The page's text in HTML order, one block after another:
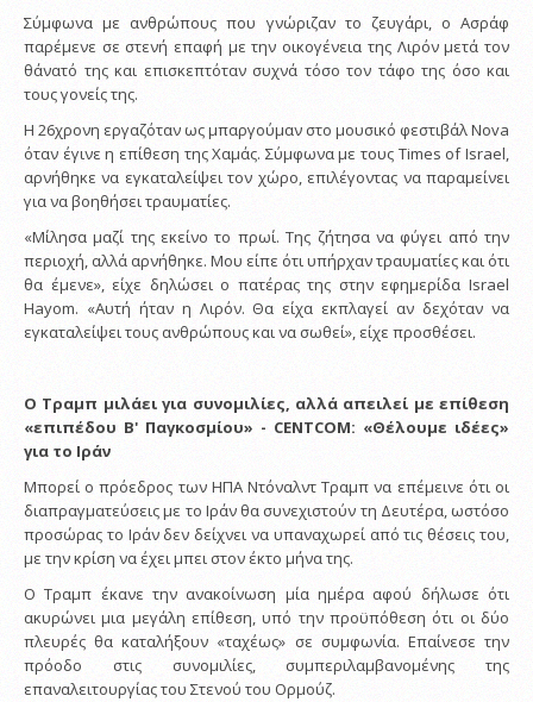
Σύμφωνα με ανθρώπους που γνώριζαν το ζευγάρι, ο Ασράφ
παρέμενε σε στενή επαφή με την οικογένεια της Λιρόν μετά τον
θάνατό της και επισκεπτόταν συχνά τόσο τον τάφο της όσο και
τους γονείς της.
Η 26χρονη εργαζόταν ως μπαργούμαν στο μουσικό φεστιβάλ Nova
όταν έγινε η επίθεση της Χαμάς. Σύμφωνα με τους Times of Israel,
αρνήθηκε να εγκαταλείψει τον χώρο, επιλέγοντας να παραμείνει
για να βοηθήσει τραυματίες.
«Μίλησα μαζί της εκείνο το πρωί. Της ζήτησα να φύγει από την
περιοχή, αλλά αρνήθηκε. Μου είπε ότι υπήρχαν τραυματίες και ότι
θα έμενε», είχε δηλώσει ο πατέρας της στην εφημερίδα Israel
Hayom. «Αυτή ήταν η Λιρόν. Θα είχα εκπλαγεί αν δεχόταν να
εγκαταλείψει τους ανθρώπους και να σωθεί», είχε προσθέσει.
Ο Τραμπ μιλάει για συνομιλίες, αλλά απειλεί με επίθεση
«επιπέδου Β' Παγκοσμίου» - CENTCOM: «Θέλουμε ιδέες»
για το Ιράν
Μπορεί ο πρόεδρος των ΗΠΑ Ντόναλντ Τραμπ να επέμεινε ότι οι
διαπραγματεύσεις με το Ιράν θα συνεχιστούν τη Δευτέρα, ωστόσο
προσώρας το Ιράν δεν δείχνει να υπαναχωρεί από τις θέσεις του,
με την κρίση να έχει μπει στον έκτο μήνα της.
Ο Τραμπ έκανε την ανακοίνωση μία ημέρα αφού δήλωσε ότι
ακυρώνει μια μεγάλη επίθεση, υπό την προϋπόθεση ότι οι δύο
πλευρές θα καταλήξουν «ταχέως» σε συμφωνία. Επαίνεσε την
πρόοδο στις συνομιλίες, συμπεριλαμβανομένης της
επαναλειτουργίας του Στενού του Ορμούζ.